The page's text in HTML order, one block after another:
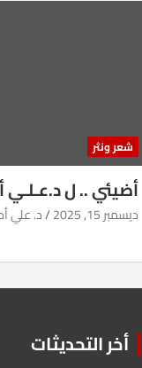
شعر ونثر
أضيئي .. ل د.عـلـي
ديسمبر 15, 2025 د. علي
أخر التحديثات